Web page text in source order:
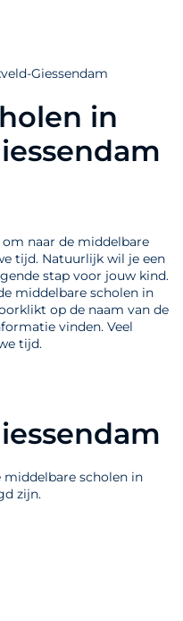
Giessendam
in
naar de middelbare
tijd. Natuurlijk wil je een
stap voor jouw kind.
middelbare scholen in
op de naam van de
vinden. Veel
tijd.
middelbare scholen in
zijn.